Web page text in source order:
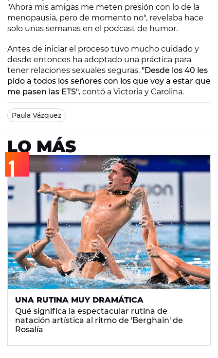
"Ahora mis amigas me meten presión con lo de la
menopausia, pero de momento no", revelaba hace
solo unas semanas en el podcast de humor.
Antes de iniciar el proceso tuvo mucho cuidado y
desde entonces ha adoptado una práctica para
tener relaciones sexuales seguras. "Desde los 40 les
pido a todos los señores con los que voy a estar que
me pasen las ETS", contó a Victoria y Carolina.
Paula Vázquez
LO MÁS
UNA RUTINA MUY DRAMÁTICA
Qué significa la espectacular rutina de
natación artística al ritmo de 'Berghain' de
Rosalía